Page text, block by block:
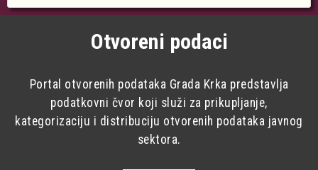
Otvoreni podaci
Portal otvorenih podataka Grada Krka predstavlja
podatkovni čvor koji služi za prikupljanje,
kategorizaciju i distribuciju otvorenih podataka javnog
sektora.